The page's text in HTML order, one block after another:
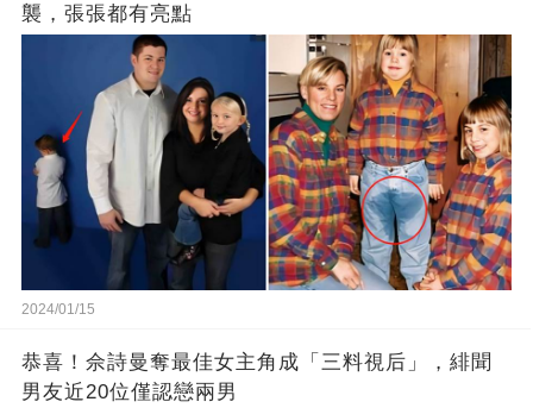
襲，張張都有亮點
2024/01/15
恭喜！佘詩曼奪最佳女主角成「三料視后」，緋聞
男友近20位僅認戀兩男